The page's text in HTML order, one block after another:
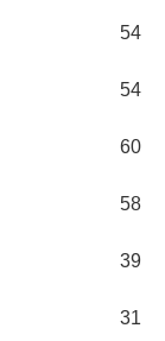
54
54
60
58
39
31